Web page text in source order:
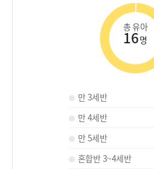
총 유아
16명
만 3세반
만 4세반
만 5세반
혼합반 3~4세반